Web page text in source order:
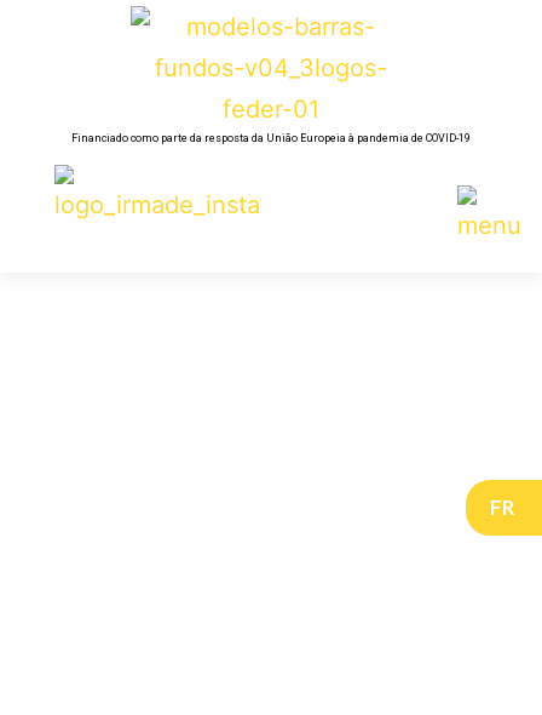
Financiado como parte da resposta da União Europeia à pandemia de COVID-19
FR